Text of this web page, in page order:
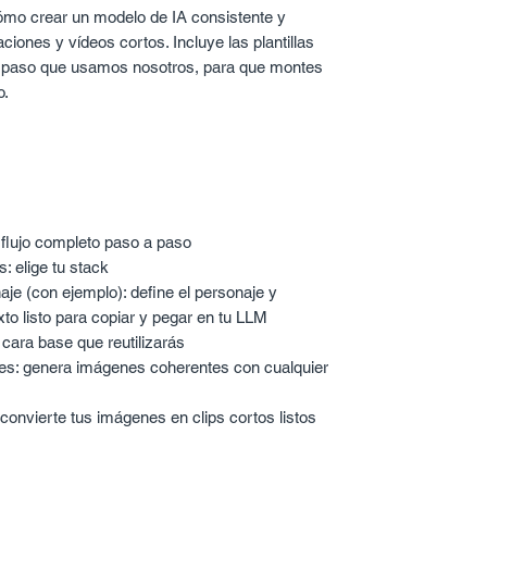
crear un modelo de IA consistente y
y vídeos cortos. Incluye las plantillas
que usamos nosotros, para que montes
completo paso a paso
elige tu stack
(con ejemplo): define el personaje y
listo para copiar y pegar en tu LLM
base que reutilizarás
genera imágenes coherentes con cualquier
tus imágenes en clips cortos listos